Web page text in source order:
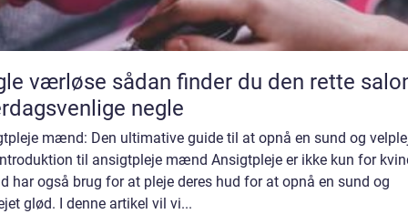
sådan finder du den rette salon til
negle
mænd: Den ultimative guide til at opnå en sund og
til ansigtpleje mænd Ansigtpleje er ikke kun for
har også brug for at pleje deres hud for at opnå en sund og
glød. I denne artikel vil vi...